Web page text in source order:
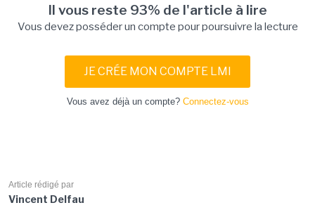
Il vous reste 93% de l'article à lire
Vous devez posséder un compte pour poursuivre la lecture
JE CRÉE MON COMPTE LMI
Vous avez déjà un compte? Connectez-vous
Article rédigé par
Vincent Delfau